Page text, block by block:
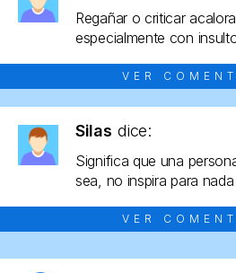
Regañar o criticar
especialmente con
VER
Silas dice:
Significa que una
sea, no inspira para
VER